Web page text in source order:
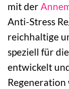
mit der
Anti-Stress
reichhaltige
speziell für
entwickelt
Regeneration